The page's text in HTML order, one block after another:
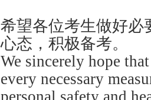
希望各位考生做好必
心态，积极备考。
We sincerely hope
every necessary
personal safety and